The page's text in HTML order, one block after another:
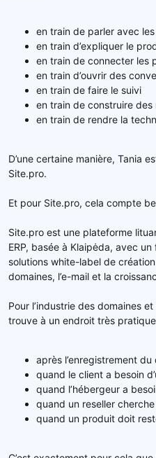
en train de parler avec
en train d’expliquer le
en train de connecter les
en train d’ouvrir des
en train de faire le suivi
en train de construire
en train de rendre la
D’une certaine manière, Tania
Site.pro.
Et pour Site.pro, cela compte
Site.pro est une plateforme
ERP, basée à Klaipėda, avec
solutions white-label de
domaines, l’e-mail et la
Pour l’industrie des domaines
trouve à un endroit très
après l’enregistrement du
quand le client a besoin
quand l’hébergeur a
quand un reseller
quand un produit doit